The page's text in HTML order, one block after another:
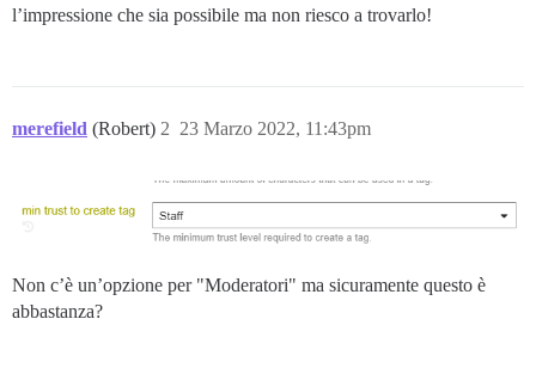
l’impressione che sia possibile ma non riesco a trovarlo!
merefield (Robert) 23 Marzo 2022, 11:43pm
2
Non c’è un’opzione per "Moderatori" ma sicuramente questo è
abbastanza?